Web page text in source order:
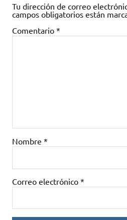
Tu dirección de correo
campos obligatorios están
Comentario *
Nombre *
Correo electrónico *